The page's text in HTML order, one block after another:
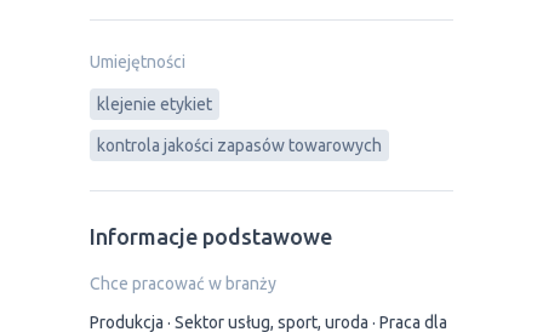
Umiejętności
klejenie etykiet
kontrola jakości zapasów towarowych
Informacje podstawowe
Chce pracować w branży
Produkcja
Sektor usług, sport, uroda
Praca dla